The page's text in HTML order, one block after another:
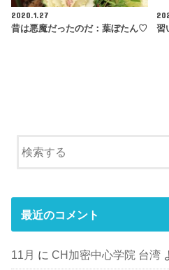
2020.1.27
昔は悪魔だったのだ：葉ぼたん♡
習
最近のコメント
11月 にCH加密中心学院 台湾